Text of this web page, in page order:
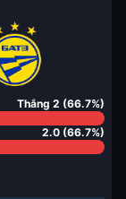
Thắng 2 (66.7%)
2.0 (66.7%)